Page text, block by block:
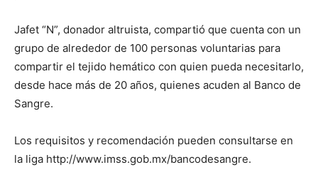
Jafet “N”, donador altruista, compartió que cuenta con un
grupo de alrededor de 100 personas voluntarias para
compartir el tejido hemático con quien pueda necesitarlo,
desde hace más de 20 años, quienes acuden al Banco de
Sangre.
Los requisitos y recomendación pueden consultarse en
la liga http://www.imss.gob.mx/bancodesangre.